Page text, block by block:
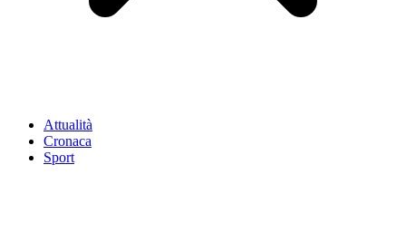
Attualità
Cronaca
Sport